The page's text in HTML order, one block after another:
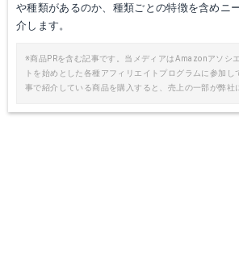
や種類があるのか、種類ごとの特徴を含めニ
介します。
※商品PRを含む記事です。当メディアはAmazonアソシ
トを始めとした各種アフィリエイトプログラムに参加し
事で紹介している商品を購入すると、売上の一部が弊社
Yahoo!ショッピングで見る